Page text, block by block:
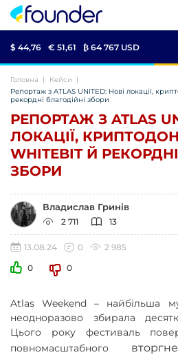
$ 44,76 € 51,61 ₿ 64 767 USD
Головна
Кейси
Репортаж з ATLAS UNITED: Нові локації,
рекордні благодійні збори
РЕПОРТАЖ З ATLAS
ЛОКАЦІЇ,
WHITEBIT Й
ЗБОРИ
Владислав Гринів
2 711 13
13.08.24 0
2 985
0
0
Atlas Weekend – найбільша
неодноразово збирала
Цього року фестиваль
повномасштабного